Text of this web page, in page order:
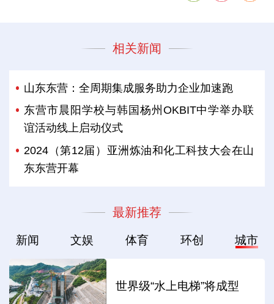
相关新闻
山东东营：全周期集成服务助力企业加速跑
东营市晨阳学校与韩国杨州OKBIT中学举办联
谊活动线上启动仪式
2024（第12届）亚洲炼油和化工科技大会在山
东东营开幕
最新推荐
新闻 文娱 体育 环创 城市
世界级“水上电梯”将成型